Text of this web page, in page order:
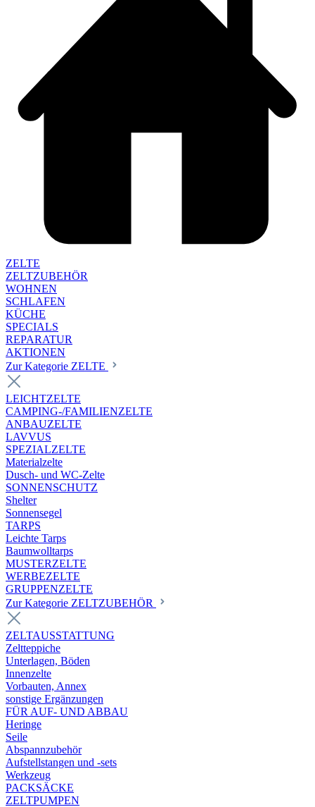
ZELTE
ZELTZUBEHÖR
WOHNEN
SCHLAFEN
KÜCHE
SPECIALS
REPARATUR
AKTIONEN
Zur Kategorie ZELTE
LEICHTZELTE
CAMPING-/FAMILIENZELTE
ANBAUZELTE
LAVVUS
SPEZIALZELTE
Materialzelte
Dusch- und WC-Zelte
SONNENSCHUTZ
Shelter
Sonnensegel
TARPS
Leichte Tarps
Baumwolltarps
MUSTERZELTE
WERBEZELTE
GRUPPENZELTE
Zur Kategorie ZELTZUBEHÖR
ZELTAUSSTATTUNG
Zeltteppiche
Unterlagen, Böden
Innenzelte
Vorbauten, Annex
sonstige Ergänzungen
FÜR AUF- UND ABBAU
Heringe
Seile
Abspannzubehör
Aufstellstangen und -sets
Werkzeug
PACKSÄCKE
ZELTPUMPEN